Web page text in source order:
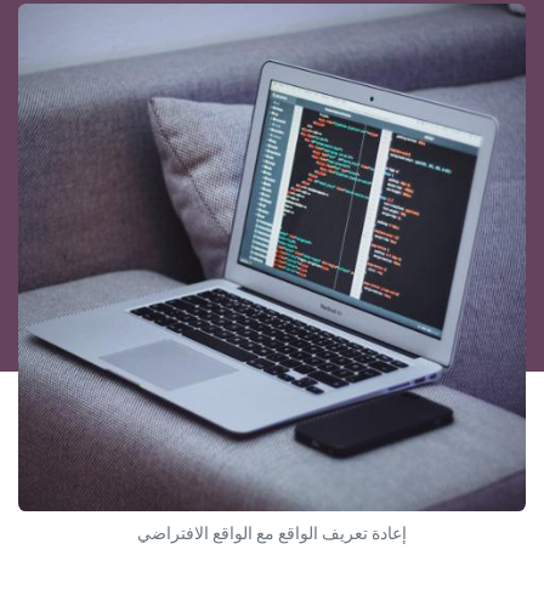
إعادة تعريف الواقع مع الواقع الافتراضي